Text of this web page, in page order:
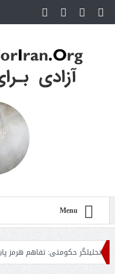
Menu
حکومتی: تفاهم هرمز پایان